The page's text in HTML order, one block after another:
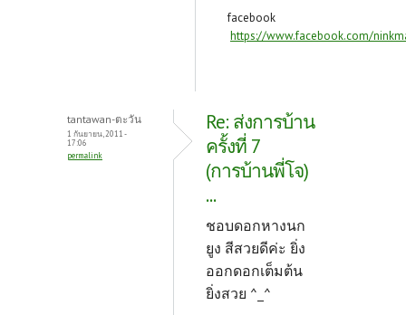
facebook
https://www.facebook.com/
tantawan-ตะวัน
1 กันยายน, 2011 -
17:06
permalink
Re: ส่งการบ้าน
ครั้งที่ 7
(การบ้านพี่โจ)
...
ชอบดอกหางนก
ยูง สีสวยดีค่ะ ยิ่ง
ออกดอกเต็มต้น
ยิ่งสวย ^_^